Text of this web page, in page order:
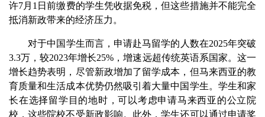
许7月1日前缴费的学生凭收据免税，但这些措施并不能完全
抵消新政带来的经济压力。
对于中国学生而言，申请赴马留学的人数在2025年突破
3.3万，较2023年增长25%，增速远超传统英语系国家。这一
增长趋势表明，尽管新政增加了留学成本，但马来西亚的教
育质量和生活成本优势仍然吸引着大量中国学生。学生和家
长在选择留学目的地时，可以考虑申请马来西亚的公立院
校，这些院校不受新政影响。此外，学生还可以通过申请奖